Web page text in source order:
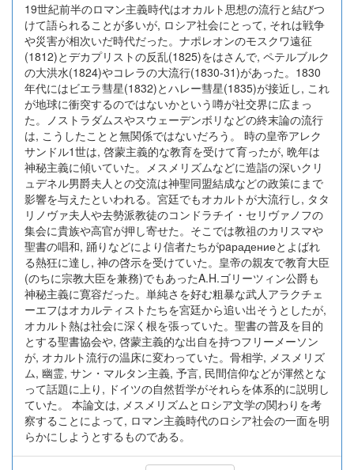
19世紀前半のロマン主義時代はオカルト思想の流行と結びつ
けて語られることが多いが, ロシア社会にとって, それは戦争
や災害が相次いだ時代だった。ナポレオンのモスクワ遠征
(1812)とデカプリストの反乱(1825)をはさんで, ペテルブルク
の大洪水(1824)やコレラの大流行(1830-31)があった。1830
年代にはビエラ彗星(1832)とハレー彗星(1835)が接近し, これ
が地球に衝突するのではないかという噂が社交界に広まっ
た。ノストラダムスやスウェーデンボリなどの終末論の流行
は, こうしたことと無関係ではないだろう。 時の皇帝アレク
サンドル1世は, 啓蒙主義的な教育を受けて育ったが, 晩年は
神秘主義に傾いていた。メスメリズムなどに造詣の深いクリ
ュデネル男爵夫人との交流は神聖同盟結成などの政策にまで
影響を与えたといわれる。宮廷でもオカルトが大流行し, タタ
リノヴァ夫人や去勢派教徒のコンドラチイ・セリヴァノフの
集会に貴族や高官が押し寄せた。そこでは教祖のカリスマや
聖書の唱和, 踊りなどにより信者たちがpaрадениеとよばれ
る熱狂に達し, 神の啓示を受けていた。皇帝の親友で教育大臣
(のちに宗教大臣を兼務)でもあったA.H.ゴリーツィン公爵も
神秘主義に寛容だった。単純さを好む粗暴な武人アラクチェ
ーエフはオカルティストたちを宮廷から追い出そうとしたが,
オカルト熱は社会に深く根を張っていた。聖書の普及を目的
とする聖書協会や, 啓蒙主義的な出自を持つフリーメーソン
が, オカルト流行の温床に変わっていた。骨相学, メスメリズ
ム, 幽霊, サン・マルタン主義, 予言, 民間信仰などが渾然とな
って話題に上り, ドイツの自然哲学がそれらを体系的に説明し
ていた。 本論文は, メスメリズムとロシア文学の関わりを考
察することによって, ロマン主義時代のロシア社会の一面を明
らかにしようとするものである。